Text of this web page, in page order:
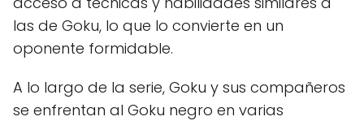
las de Goku, lo que lo convierte en un
oponente formidable.
A lo largo de la serie, Goku y sus compañeros
se enfrentan al Goku negro en varias